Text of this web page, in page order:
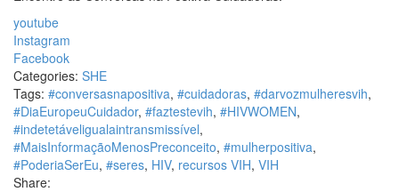
youtube
Instagram
Facebook
Categories: SHE
Tags: #conversasnapositiva, #cuidadoras, #darvozmulheresvih,
#DiaEuropeuCuidador, #faztestevih, #HIVWOMEN,
#indetetáveligualaintransmissível,
#MaisInformaçãoMenosPreconceito, #mulherpositiva,
#PoderiaSerEu, #seres, HIV, recursos VIH, VIH
Share: